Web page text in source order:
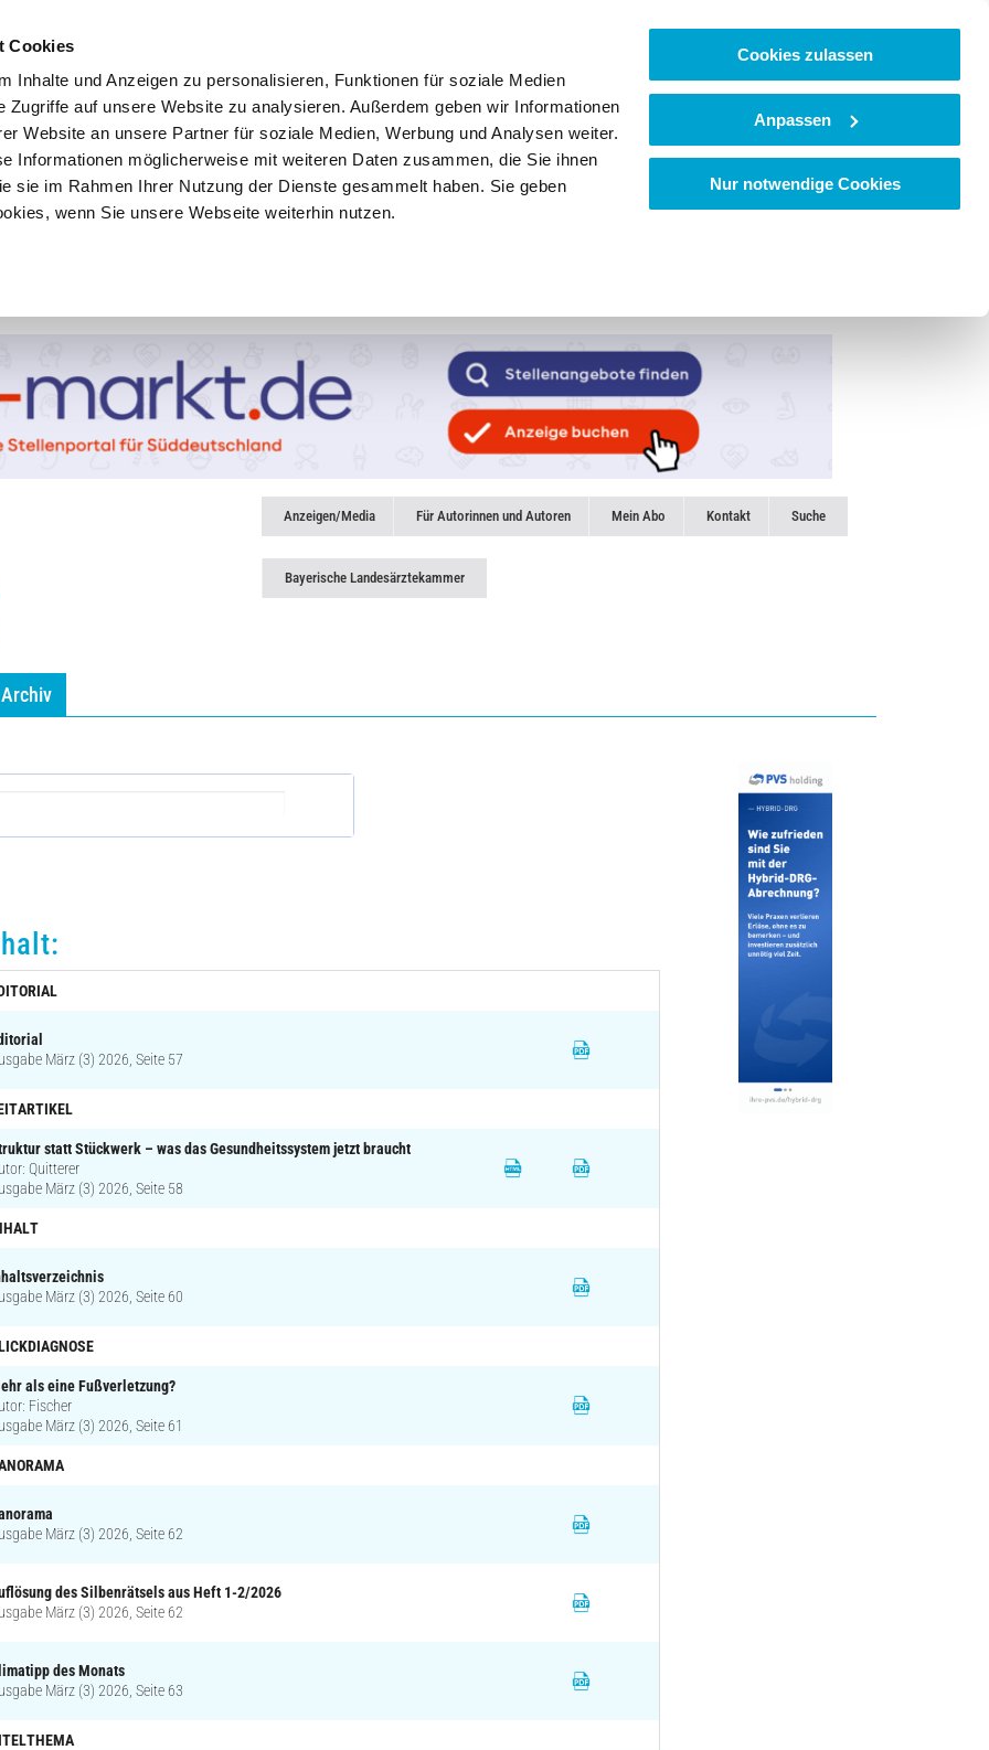
Cookies
Inhalte und Anzeigen zu personalisieren, Funktionen für soziale Medien
Zugriffe auf unsere Website zu analysieren. Außerdem geben wir Informationen
Website an unsere Partner für soziale Medien, Werbung und Analysen weiter.
Informationen möglicherweise mit weiteren Daten zusammen, die Sie ihnen
sie im Rahmen Ihrer Nutzung der Dienste gesammelt haben. Sie geben
wenn Sie unsere Webseite weiterhin nutzen.
Cookies zulassen
Anpassen
Nur notwendige Cookies
Anzeigen/Media Für Autorinnen und Autoren Mein Abo Kontakt Suche
Bayerische Landesärztekammer
Archiv
März (3) 2026, Seite 57
statt Stückwerk – was das Gesundheitssystem jetzt braucht
Quitterer
März (3) 2026, Seite 58
März (3) 2026, Seite 60
als eine Fußverletzung?
Fischer
März (3) 2026, Seite 61
März (3) 2026, Seite 62
des Silbenrätsels aus Heft 1-2/2026
März (3) 2026, Seite 62
des Monats
März (3) 2026, Seite 63